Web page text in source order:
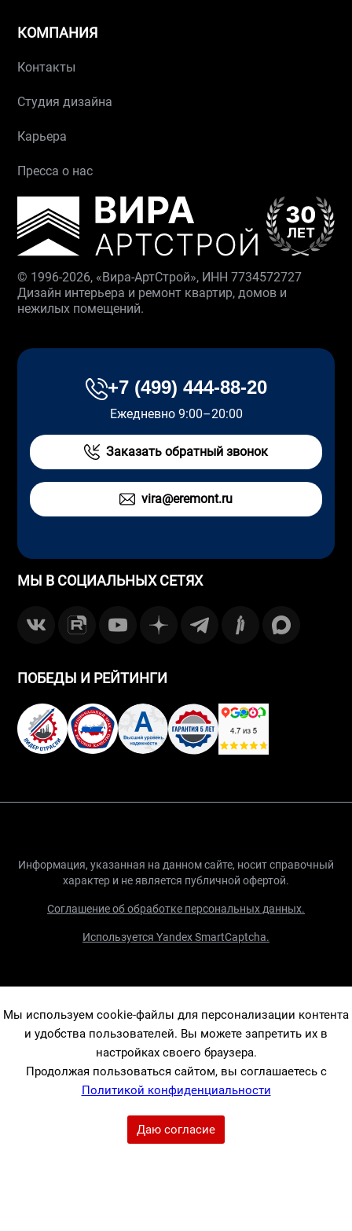
КОМПАНИЯ
Контакты
Студия дизайна
Карьера
Пресса о нас
© 1996-2026, «Вира-АртСтрой», ИНН 7734572727
Дизайн интерьера и ремонт квартир, домов и
нежилых помещений.
+7 (499) 444-88-20
Ежедневно 9:00–20:00
Заказать обратный звонок
vira@eremont.ru
МЫ В СОЦИАЛЬНЫХ СЕТЯХ
ПОБЕДЫ И РЕЙТИНГИ
Информация, указанная на данном сайте, носит справочный
характер и не является публичной офертой.
Соглашение об обработке персональных данных.
Используется Yandex SmartCaptcha.
Мы используем cookie-файлы для персонализации контента
и удобства пользователей. Вы можете запретить их в
настройках своего браузера.
Продолжая пользоваться сайтом, вы соглашаетесь с
Политикой конфиденциальности
Даю согласие